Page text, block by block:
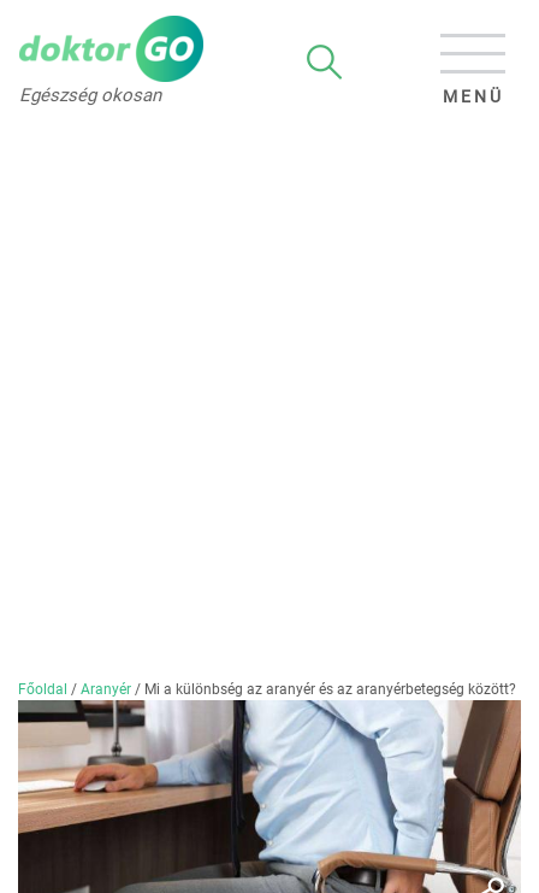
Egészség okosan MENÜ
Főoldal / Aranyér / Mi a különbség az aranyér és az aranyérbetegség között?